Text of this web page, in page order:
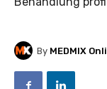
By MEDMIX